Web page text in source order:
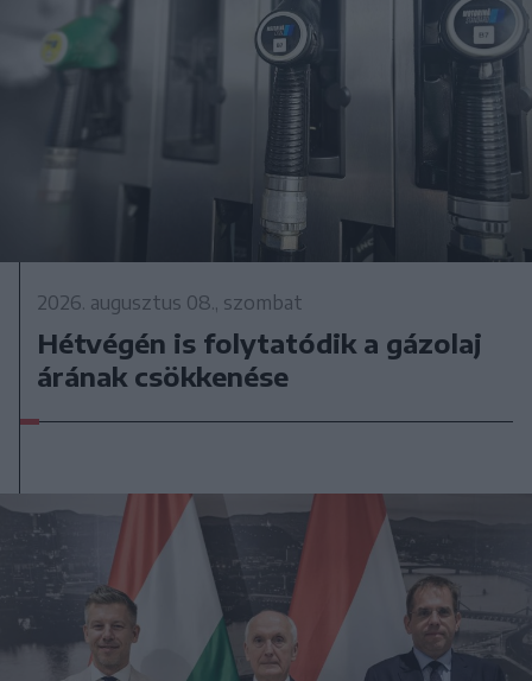
2026. augusztus 08., szombat
Hétvégén is folytatódik a gázolaj
árának csökkenése